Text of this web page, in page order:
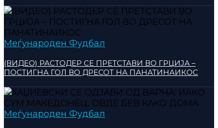
Меѓународен Фудбал
(ВИДЕО) РАСТОДЕР СЕ ПРЕТСТАВИ ВО ГРЦИЈА –
ПОСТИГНА ГОЛ ВО ДРЕСОТ НА ПАНАТИНАИКОС
Меѓународен Фудбал